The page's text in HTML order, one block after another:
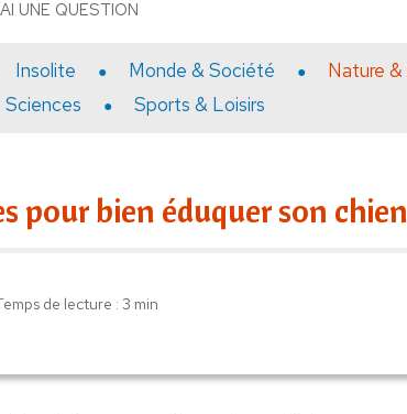
UNE QUESTION
Insolite Monde & Société
Nature &
Sciences Sports & Loisirs
pour bien éduquer son
de lecture : 3 min